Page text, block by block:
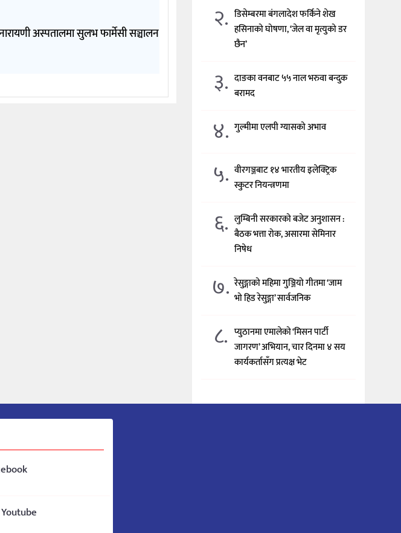
अस्पतालमा सुलभ फार्मेसी सञ्चालन २. डिसेम्बरमा बंगलादेश फर्किने शेख
हसिनाको घोषणा, ‘जेल वा मृत्युको डर
छैन’
३. दाङका वनबाट ५५ नाल भरुवा बन्दुक
बरामद
४. गुल्मीमा एलपी ग्यासको अभाव
५. वीरगञ्जबाट १४ भारतीय इलेक्ट्रिक
स्कुटर नियन्त्रणमा
६. लुम्बिनी सरकारको बजेट अनुशासन :
बैठक भत्ता रोक, असारमा सेमिनार
निषेध
७. रेसुङ्गाको महिमा गुञ्जियो गीतमा ‘जाम
भो हिड रेसुङ्गा’ सार्वजनिक
८. प्युठानमा एमालेको ‘मिसन पार्टी
जागरण’ अभियान, चार दिनमा ४ सय
कार्यकर्तासँग प्रत्यक्ष भेट